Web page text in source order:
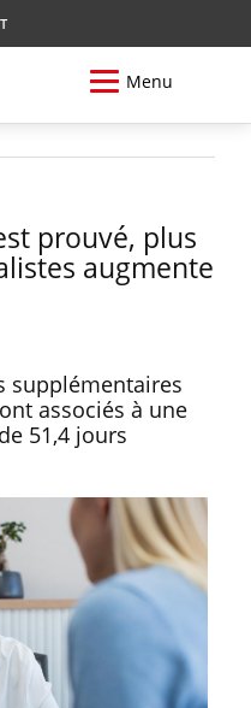
Menu
prouvé, plus
augmente
supplémentaires
associés à une
51,4 jours